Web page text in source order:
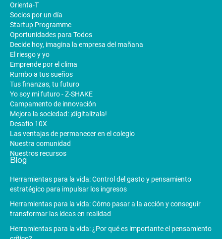
Orienta-T
Socios por un día
Startup Programme
Oportunidades para Todos
Decide hoy, imagina la empresa del mañana
El riesgo y yo
Emprende por el clima
Rumbo a tus sueños
Tus finanzas, tu futuro
Yo soy mi futuro - Z-SHAKE
Campamento de innovación
Mejora la sociedad: ¡digitalízala!
Desafío 10X
Las ventajas de permanecer en el colegio
Nuestra comunidad
Nuestros recursos
Blog
Herramientas para la vida: Control del gasto y pensamiento
estratégico para impulsar los ingresos
Herramientas para la vida: Cómo pasar a la acción y conseguir
transformar las ideas en realidad
Herramientas para la vida: ¿Por qué es importante el pensamiento